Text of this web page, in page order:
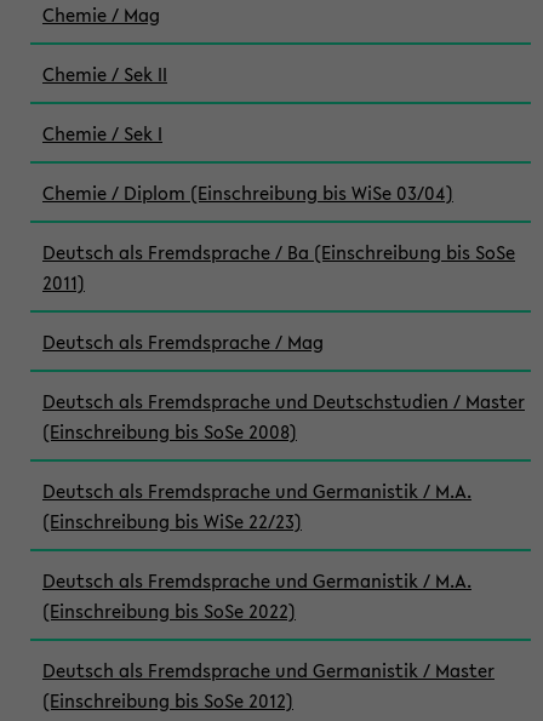
Chemie / Mag
Chemie / Sek II
Chemie / Sek I
Chemie / Diplom (Einschreibung bis WiSe 03/04)
Deutsch als Fremdsprache / Ba (Einschreibung bis SoSe
2011)
Deutsch als Fremdsprache / Mag
Deutsch als Fremdsprache und Deutschstudien / Master
(Einschreibung bis SoSe 2008)
Deutsch als Fremdsprache und Germanistik / M.A.
(Einschreibung bis WiSe 22/23)
Deutsch als Fremdsprache und Germanistik / M.A.
(Einschreibung bis SoSe 2022)
Deutsch als Fremdsprache und Germanistik / Master
(Einschreibung bis SoSe 2012)